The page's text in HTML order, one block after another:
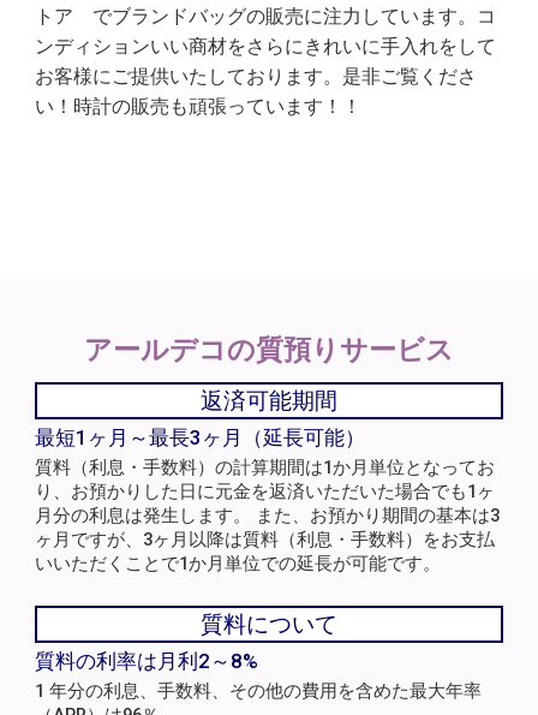
トア でブランドバッグの販売に注力しています。コ
ンディションいい商材をさらにきれいに手入れをして
お客様にご提供いたしております。是非ご覧くださ
い！時計の販売も頑張っています！！
アールデコの質預りサービス
返済可能期間
最短1ヶ月～最長3ヶ月（延長可能）
質料（利息・手数料）の計算期間は1か月単位となってお
り、お預かりした日に元金を返済いただいた場合でも1ヶ
月分の利息は発生します。 また、お預かり期間の基本は3
ヶ月ですが、3ヶ月以降は質料（利息・手数料）をお支払
いいただくことで1か月単位での延長が可能です。
質料について
質料の利率は月利2～8%
1 年分の利息、手数料、その他の費用を含めた最大年率